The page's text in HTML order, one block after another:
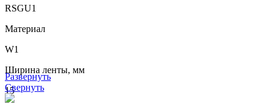
RSGU1
Материал
W1
Ширина ленты, мм
15
Развернуть
Свернуть